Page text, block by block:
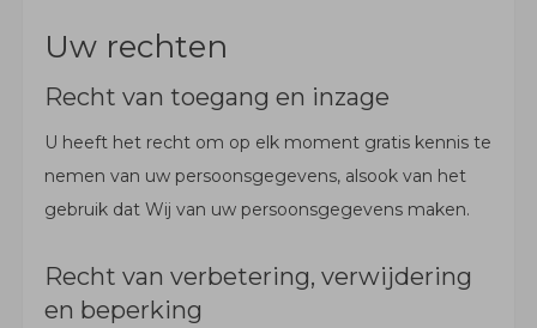
Uw rechten
Recht van toegang en inzage
U heeft het recht om op elk moment gratis kennis te
nemen van uw persoonsgegevens, alsook van het
gebruik dat Wij van uw persoonsgegevens maken.
Recht van verbetering, verwijdering
en beperking